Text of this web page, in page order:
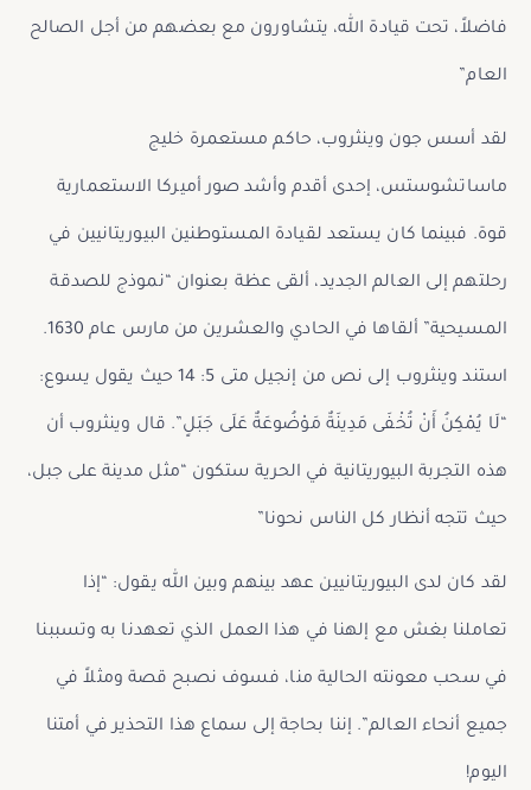
فاضلاً، تحت قيادة الله، يتشاورون مع بعضهم من أجل الصالح
العام”
لقد أسس جون وينثروب، حاكم مستعمرة خليج
ماساتشوستس، إحدى أقدم وأشد صور أميركا الاستعمارية
قوة. فبينما كان يستعد لقيادة المستوطنين البيوريتانيين في
رحلتهم إلى العالم الجديد، ألقى عظة بعنوان “نموذج للصدقة
المسيحية” ألقاها في الحادي والعشرين من مارس عام 1630.
استند وينثروب إلى نص من إنجيل متى 5: 14 حيث يقول يسوع:
“لَا يُمْكِنُ أَنْ تُخْفَى مَدِينَةٌ مَوْضُوعَةٌ عَلَى جَبَلٍ”. قال وينثروب أن
هذه التجربة البيوريتانية في الحرية ستكون “مثل مدينة على جبل،
حيث تتجه أنظار كل الناس نحونا”
لقد كان لدى البيوريتانيين عهد بينهم وبين الله يقول: “إذا
تعاملنا بغش مع إلهنا في هذا العمل الذي تعهدنا به وتسببنا
في سحب معونته الحالية منا، فسوف نصبح قصة ومثلاً في
جميع أنحاء العالم”. إننا بحاجة إلى سماع هذا التحذير في أمتنا
اليوم!